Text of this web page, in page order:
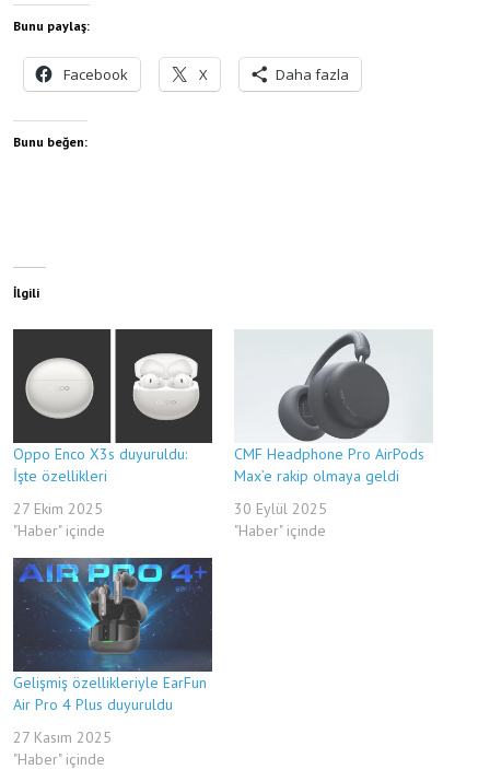
Bunu paylaş:
Facebook X Daha fazla
Bunu beğen:
İlgili
Oppo Enco X3s duyuruldu:
İşte özellikleri
27 Ekim 2025
"Haber" içinde
CMF Headphone Pro AirPods
Max’e rakip olmaya geldi
30 Eylül 2025
"Haber" içinde
Gelişmiş özellikleriyle EarFun
Air Pro 4 Plus duyuruldu
27 Kasım 2025
"Haber" içinde